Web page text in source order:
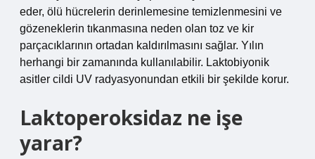
eder, ölü hücrelerin derinlemesine temizlenmesini ve
gözeneklerin tıkanmasına neden olan toz ve kir
parçacıklarının ortadan kaldırılmasını sağlar. Yılın
herhangi bir zamanında kullanılabilir. Laktobiyonik
asitler cildi UV radyasyonundan etkili bir şekilde korur.
Laktoperoksidaz ne işe
yarar?